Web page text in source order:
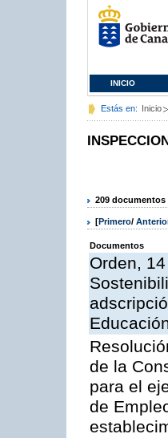
INICIO
Estás en: Inicio
209 documentos
[Primero/
Documentos
Orden,
de la
para el
de